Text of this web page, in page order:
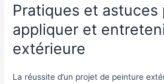
Pratiques et astuces
appliquer et
extérieure
La réussite d’un projet de peinture